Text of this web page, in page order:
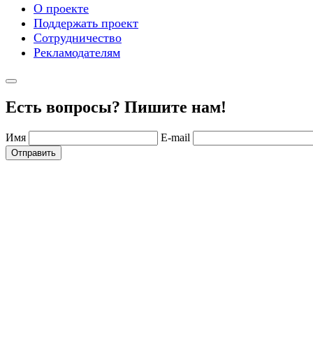
О проекте
Поддержать проект
Сотрудничество
Рекламодателям
Есть вопросы? Пишите нам!
Имя E-mail